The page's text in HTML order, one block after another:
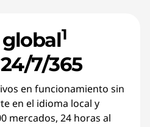
1
7/365
en funcionamiento sin
en el idioma local y
mercados, 24 horas al